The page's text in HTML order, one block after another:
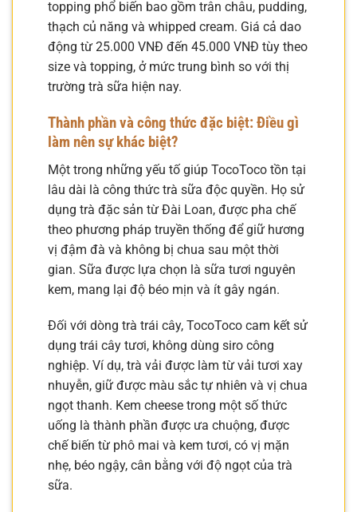
topping phổ biến bao gồm trân châu, pudding,
thạch củ năng và whipped cream. Giá cả dao
động từ 25.000 VNĐ đến 45.000 VNĐ tùy theo
size và topping, ở mức trung bình so với thị
trường trà sữa hiện nay.
Thành phần và công thức đặc biệt: Điều gì
làm nên sự khác biệt?
Một trong những yếu tố giúp TocoToco tồn tại
lâu dài là công thức trà sữa độc quyền. Họ sử
dụng trà đặc sản từ Đài Loan, được pha chế
theo phương pháp truyền thống để giữ hương
vị đậm đà và không bị chua sau một thời
gian. Sữa được lựa chọn là sữa tươi nguyên
kem, mang lại độ béo mịn và ít gây ngán.
Đối với dòng trà trái cây, TocoToco cam kết sử
dụng trái cây tươi, không dùng siro công
nghiệp. Ví dụ, trà vải được làm từ vải tươi xay
nhuyễn, giữ được màu sắc tự nhiên và vị chua
ngọt thanh. Kem cheese trong một số thức
uống là thành phần được ưa chuộng, được
chế biến từ phô mai và kem tươi, có vị mặn
nhẹ, béo ngậy, cân bằng với độ ngọt của trà
sữa.